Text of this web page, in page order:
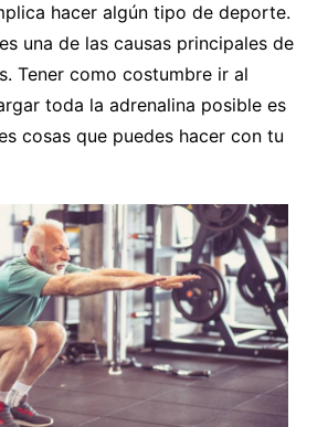
hacer algún tipo de deporte.
una de las causas principales de
Tener como costumbre ir al
toda la adrenalina posible es
cosas que puedes hacer con tu